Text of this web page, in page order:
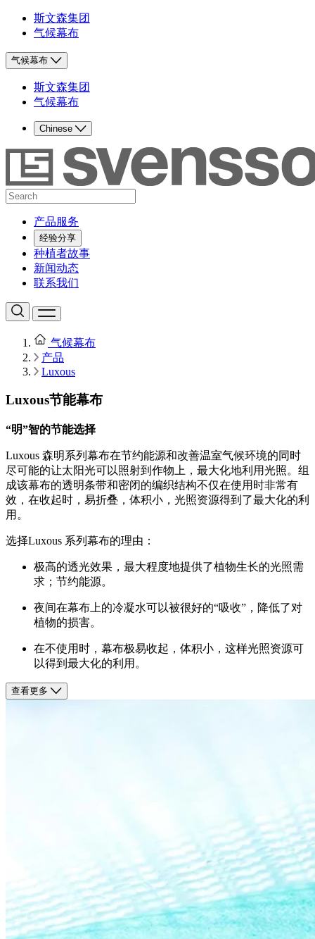
斯文森集团
气候幕布
气候幕布
斯文森集团
气候幕布
Chinese
产品服务
经验分享
种植者故事
新闻动态
联系我们
气候幕布
产品
Luxous
Luxous节能幕布
“明”智的节能选择
Luxous 森明系列幕布在节约能源和改善温室气候环境的同时
尽可能的让太阳光可以照射到作物上，最大化地利用光照。组
成该幕布的透明条带和密闭的编织结构不仅在使用时非常有
效，在收起时，易折叠，体积小，光照资源得到了最大化的利
用。
选择Luxous 系列幕布的理由：
极高的透光效果，最大程度地提供了植物生长的光照需
求；节约能源。
夜间在幕布上的冷凝水可以被很好的“吸收”，降低了对
植物的损害。
在不使用时，幕布极易收起，体积小，这样光照资源可
以得到最大化的利用。
查看更多